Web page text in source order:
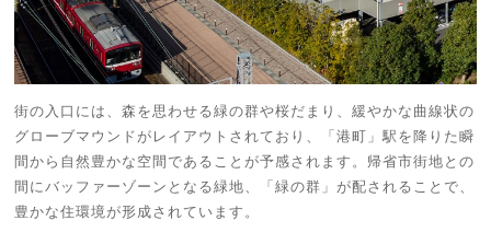
街の入口には、森を思わせる緑の群や桜だまり、緩やかな曲線状の
グローブマウンドがレイアウトされており、「港町」駅を降りた瞬
間から自然豊かな空間であることが予感されます。帰省市街地との
間にバッファーゾーンとなる緑地、「緑の群」が配されることで、
豊かな住環境が形成されています。